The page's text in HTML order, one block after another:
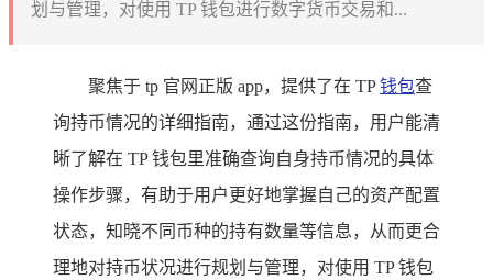
划与管理，对使用 TP 钱包进行数字货币交易和...
聚焦于 tp 官网正版 app，提供了在 TP钱包查
询持币情况的详细指南，通过这份指南，用户能清
晰了解在 TP 钱包里准确查询自身持币情况的具体
操作步骤，有助于用户更好地掌握自己的资产配置
状态，知晓不同币种的持有数量等信息，从而更合
理地对持币状况进行规划与管理，对使用 TP 钱包